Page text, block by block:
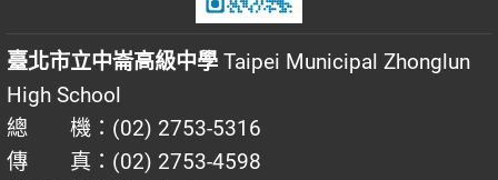
臺北市立中崙高級中學 Taipei Municipal Zhonglun
High School
總 機：(02) 2753-5316
傳 真：(02) 2753-4598